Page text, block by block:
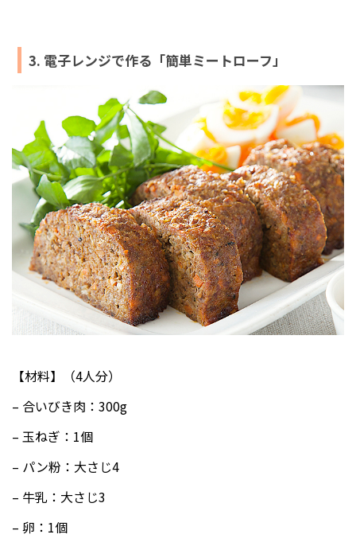
3. 電子レンジで作る「簡単ミートローフ」
【材料】（4人分）
– 合いびき肉：300g
– 玉ねぎ：1個
– パン粉：大さじ4
– 牛乳：大さじ3
– 卵：1個